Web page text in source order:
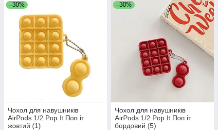
–30%
Чохол для навушників
AirPods 1/2 Pop It Поп іт
жовтий (1)
–30%
Чохол для навушників
AirPods 1/2 Pop It Поп іт
бордовий (5)